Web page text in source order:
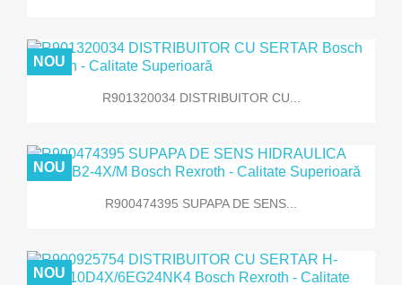
R901320034 DISTRIBUITOR CU...
NOU
R900474395 SUPAPA DE SENS...
NOU
NOU